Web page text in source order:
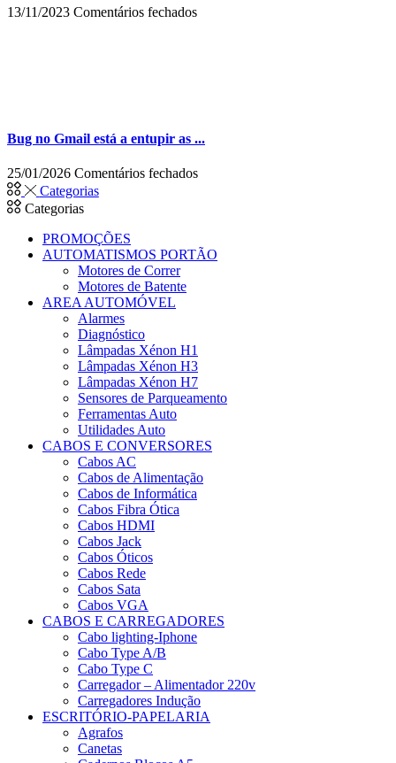
VÍTIMAS
13/11/2023 Comentários fechadosem
Bug no Gmail está a entupir as ...
25/01/2026 Comentários fechadosem
a
de
spam
Categorias
Categorias
PROMOÇÕES
AUTOMATISMOS PORTÃO
Motores de Correr
Motores de Batente
AREA AUTOMÓVEL
Alarmes
Diagnóstico
Lâmpadas Xénon H1
Lâmpadas Xénon H3
Lâmpadas Xénon H7
Sensores de Parqueamento
Ferramentas Auto
Utilidades Auto
CABOS E CONVERSORES
Cabos AC
Cabos de Alimentação
Cabos de Informática
Cabos Fibra Ótica
Cabos HDMI
Cabos Jack
Cabos Óticos
Cabos Rede
Cabos Sata
Cabos VGA
CABOS E CARREGADORES
Cabo lighting-Iphone
Cabo Type A/B
Cabo Type C
Carregador – Alimentador 220v
Carregadores Indução
ESCRITÓRIO-PAPELARIA
Agrafos
Canetas